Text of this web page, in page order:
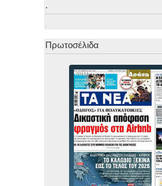
.
.
Πρωτοσέλιδα